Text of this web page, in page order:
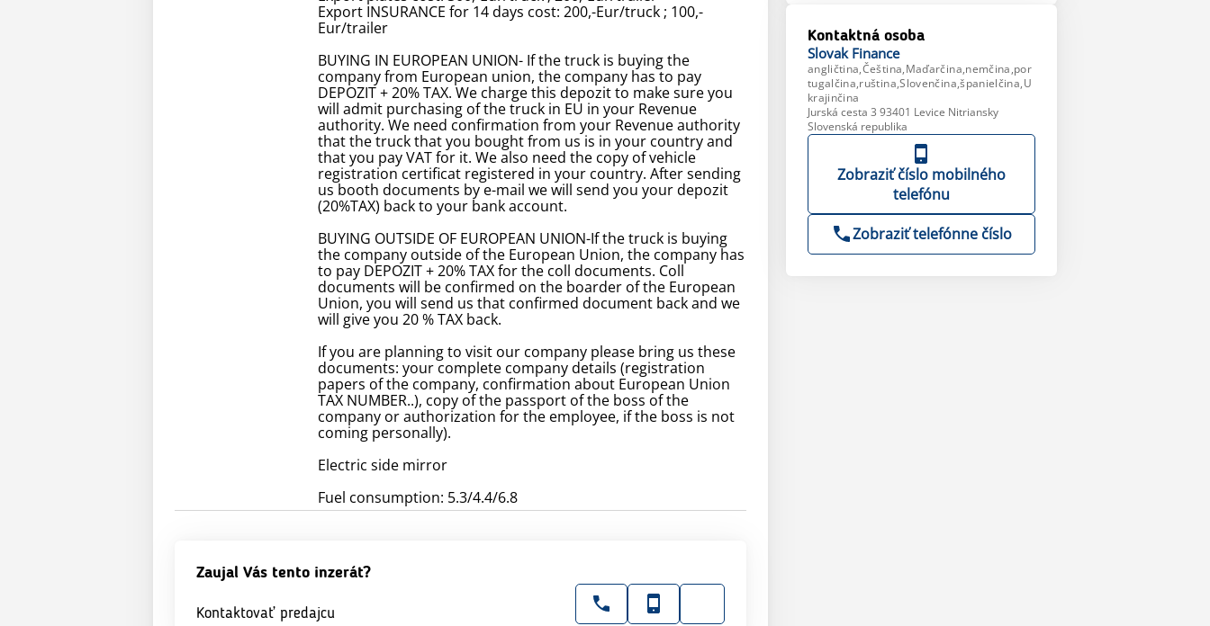
Export INSURANCE for 14 days cost: 200,-Eur/truck ; 100,-
Eur/trailer
BUYING IN EUROPEAN UNION- If the truck is buying the
company from European union, the company has to pay
DEPOZIT + 20% TAX. We charge this depozit to make sure you
will admit purchasing of the truck in EU in your Revenue
authority. We need confirmation from your Revenue authority
that the truck that you bought from us is in your country and
that you pay VAT for it. We also need the copy of vehicle
registration certificat registered in your country. After sending
us booth documents by e-mail we will send you your depozit
(20%TAX) back to your bank account.
BUYING OUTSIDE OF EUROPEAN UNION-If the truck is buying
the company outside of the European Union, the company has
to pay DEPOZIT + 20% TAX for the coll documents. Coll
documents will be confirmed on the boarder of the European
Union, you will send us that confirmed document back and we
will give you 20 % TAX back.
If you are planning to visit our company please bring us these
documents: your complete company details (registration
papers of the company, confirmation about European Union
TAX NUMBER..), copy of the passport of the boss of the
company or authorization for the employee, if the boss is not
coming personally).
Electric side mirror
Fuel consumption: 5.3/4.4/6.8
Zaujal Vás tento inzerát?
Kontaktovať predajcu
Kontaktná osoba
Slovak Finance
angličtina,Čeština,Maďarčina,nemčina,por
tugalčina,ruština,Slovenčina,španielčina,U
krajinčina
Jurská cesta 3 93401 Levice Nitriansky
Slovenská republika
Zobraziť číslo mobilného
telefónu
Zobraziť telefónne číslo